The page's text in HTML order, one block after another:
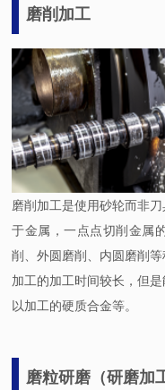
磨削加工
磨削加工是使用砂轮而非
于金属，一点点切削金属
削、外圆磨削、内圆磨削
加工的加工时间较长，但
以加工的硬质合金等。
磨粒研磨（研磨加